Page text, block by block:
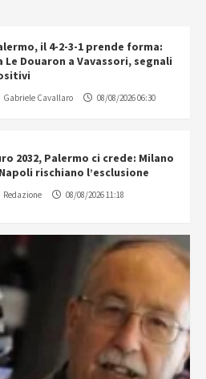
il 4-2-3-1 prende forma:
Le Douaron a Vavassori, segnali
Gabriele Cavallaro 08/08/2026 06:30
2032, Palermo ci crede: Milano
rischiano l’esclusione
Redazione 08/08/2026 11:18